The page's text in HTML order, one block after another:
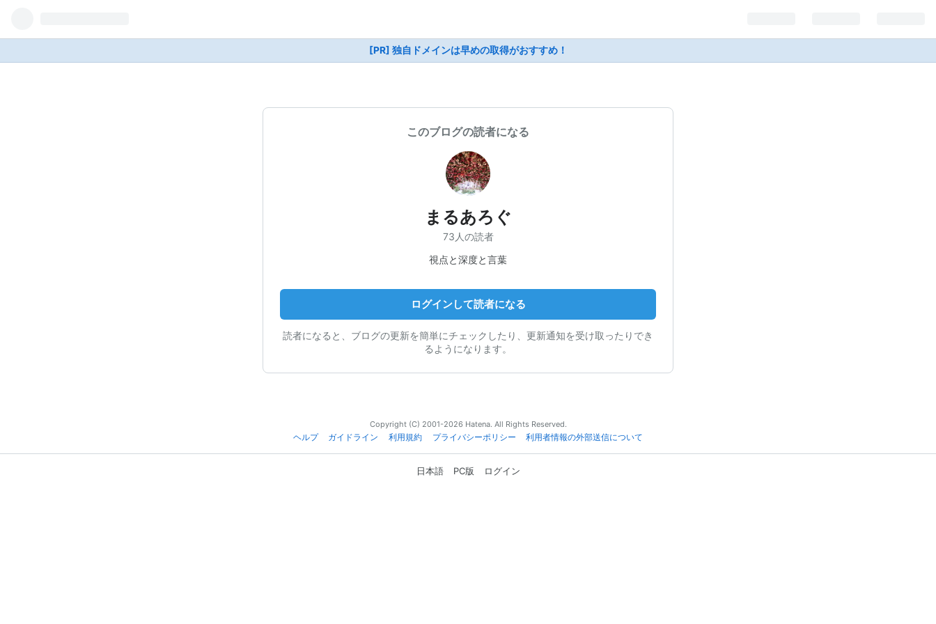
[PR] 独自ドメインは早めの取得がおすすめ！
このブログの読者になる
まるあろぐ
73人の読者
視点と深度と言葉
ログインして読者になる
読者になると、ブログの更新を簡単にチェックしたり、更新通知を受け取ったりでき
るようになります。
Copyright (C) 2001-2026 Hatena. All Rights Reserved.
ヘルプ
ガイドライン 利用規約 プライバシーポリシー 利用者情報の外部送信について
日本語 PC版 ログイン